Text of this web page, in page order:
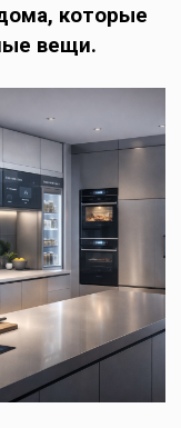
которые
вещи.